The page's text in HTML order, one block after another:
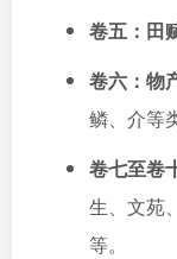
卷五：田
卷六：物
鳞、介等
卷七至卷
生、文苑
等。